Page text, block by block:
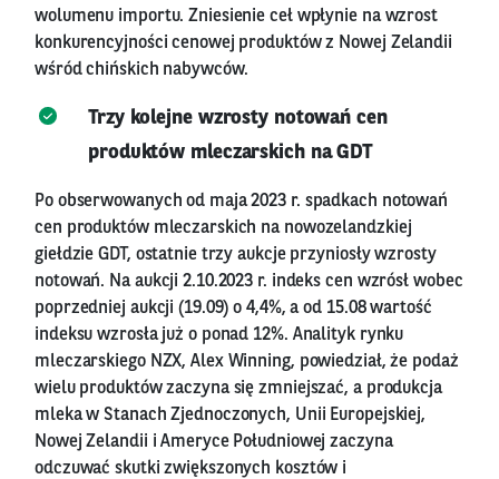
wolumenu importu. Zniesienie ceł wpłynie na wzrost
konkurencyjności cenowej produktów z Nowej Zelandii
wśród chińskich nabywców.
Trzy kolejne wzrosty notowań cen
produktów mleczarskich na GDT
Po obserwowanych od maja 2023 r. spadkach notowań
cen produktów mleczarskich na nowozelandzkiej
giełdzie GDT, ostatnie trzy aukcje przyniosły wzrosty
notowań. Na aukcji 2.10.2023 r. indeks cen wzrósł wobec
poprzedniej aukcji (19.09) o 4,4%, a od 15.08 wartość
indeksu wzrosła już o ponad 12%. Analityk rynku
mleczarskiego NZX, Alex Winning, powiedział, że podaż
wielu produktów zaczyna się zmniejszać, a produkcja
mleka w Stanach Zjednoczonych, Unii Europejskiej,
Nowej Zelandii i Ameryce Południowej zaczyna
odczuwać skutki zwiększonych kosztów i